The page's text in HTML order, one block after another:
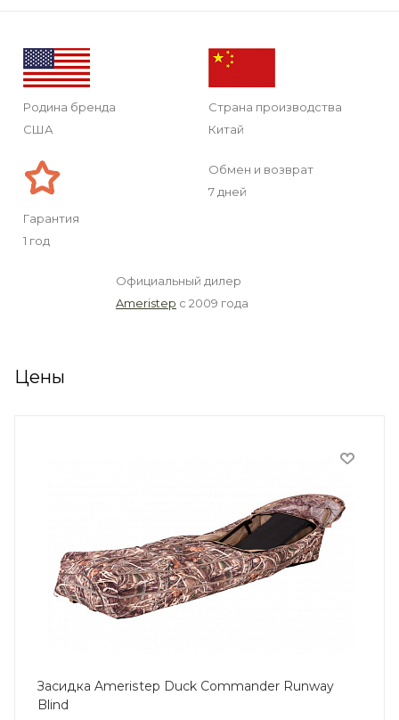
Родина бренда
США
Страна производства
Китай
Гарантия
1 год
Обмен и возврат
7 дней
Официальный дилер
Ameristep с 2009 года
Цены
Засидка Ameristep Duck Commander Runway
Blind